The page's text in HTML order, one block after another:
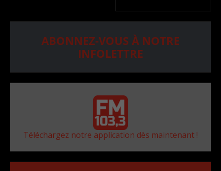
ABONNEZ-VOUS À NOTRE
INFOLETTRE
Téléchargez notre application dès maintenant !